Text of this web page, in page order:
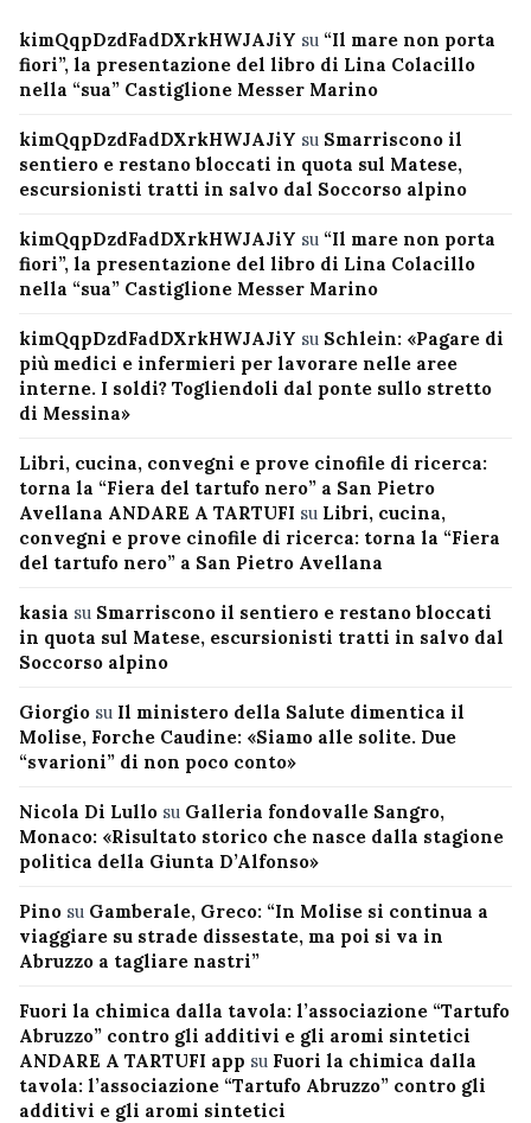
kimQqpDzdFadDXrkHWJAJiY su “Il mare non porta
fiori”, la presentazione del libro di Lina Colacillo
nella “sua” Castiglione Messer Marino
kimQqpDzdFadDXrkHWJAJiY su Smarriscono il
sentiero e restano bloccati in quota sul Matese,
escursionisti tratti in salvo dal Soccorso alpino
kimQqpDzdFadDXrkHWJAJiY su “Il mare non porta
fiori”, la presentazione del libro di Lina Colacillo
nella “sua” Castiglione Messer Marino
kimQqpDzdFadDXrkHWJAJiY su Schlein: «Pagare di
più medici e infermieri per lavorare nelle aree
interne. I soldi? Togliendoli dal ponte sullo stretto
di Messina»
Libri, cucina, convegni e prove cinofile di ricerca:
torna la “Fiera del tartufo nero” a San Pietro
Avellana ANDARE A TARTUFI su Libri, cucina,
convegni e prove cinofile di ricerca: torna la “Fiera
del tartufo nero” a San Pietro Avellana
kasia su Smarriscono il sentiero e restano bloccati
in quota sul Matese, escursionisti tratti in salvo dal
Soccorso alpino
Giorgio su Il ministero della Salute dimentica il
Molise, Forche Caudine: «Siamo alle solite. Due
“svarioni” di non poco conto»
Nicola Di Lullo su Galleria fondovalle Sangro,
Monaco: «Risultato storico che nasce dalla stagione
politica della Giunta D’Alfonso»
Pino su Gamberale, Greco: “In Molise si continua a
viaggiare su strade dissestate, ma poi si va in
Abruzzo a tagliare nastri”
Fuori la chimica dalla tavola: l’associazione “Tartufo
Abruzzo” contro gli additivi e gli aromi sintetici
ANDARE A TARTUFI app su Fuori la chimica dalla
tavola: l’associazione “Tartufo Abruzzo” contro gli
additivi e gli aromi sintetici